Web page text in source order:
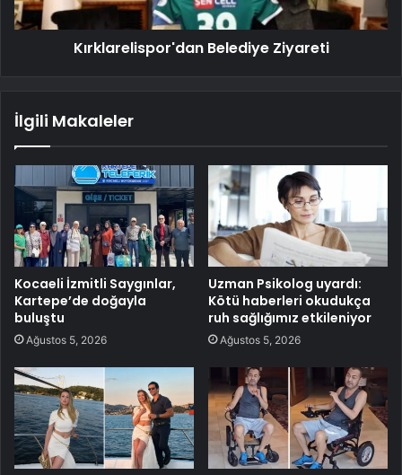
Kırklarelispor'dan Belediye Ziyareti
İlgili Makaleler
Kocaeli İzmitli Saygınlar,
Kartepe’de doğayla
buluştu
Ağustos 5, 2026
Uzman Psikolog uyardı:
Kötü haberleri okudukça
ruh sağlığımız etkileniyor
Ağustos 5, 2026